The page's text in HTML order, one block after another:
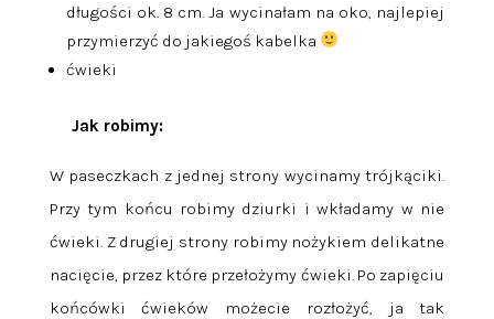
długości ok. 8 cm. Ja wycinałam na oko, najlepiej
przymierzyć do jakiegoś kabelka
ćwieki
Jak robimy:
W paseczkach z jednej strony wycinamy trójkąciki.
Przy tym końcu robimy dziurki i wkładamy w nie
ćwieki. Z drugiej strony robimy nożykiem delikatne
nacięcie, przez które przełożymy ćwieki. Po zapięciu
końcówki ćwieków możecie rozłożyć, ja tak